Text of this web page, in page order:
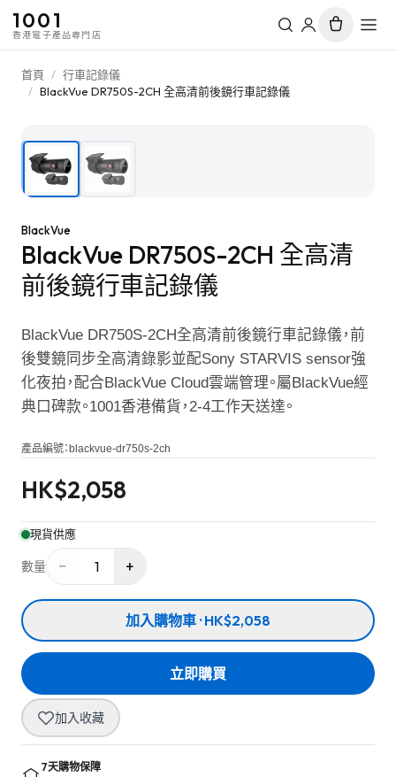
1001
香港電子產品專門店
首頁 / 行車記錄儀
/ BlackVue DR750S-2CH 全高清前後鏡行車記錄儀
BlackVue
BlackVue DR750S-2CH 全高清
前後鏡行車記錄儀
BlackVue DR750S-2CH全高清前後鏡行車記錄儀，前
後雙鏡同步全高清錄影並配Sony STARVIS sensor強
化夜拍，配合BlackVue Cloud雲端管理。屬BlackVue經
典口碑款。1001香港備貨，2-4工作天送達。
產品編號： blackvue-dr750s-2ch
HK$2,058
現貨供應
數量 − 1 +
加入購物車 · HK$2,058
立即購買
加入收藏
7天購物保障